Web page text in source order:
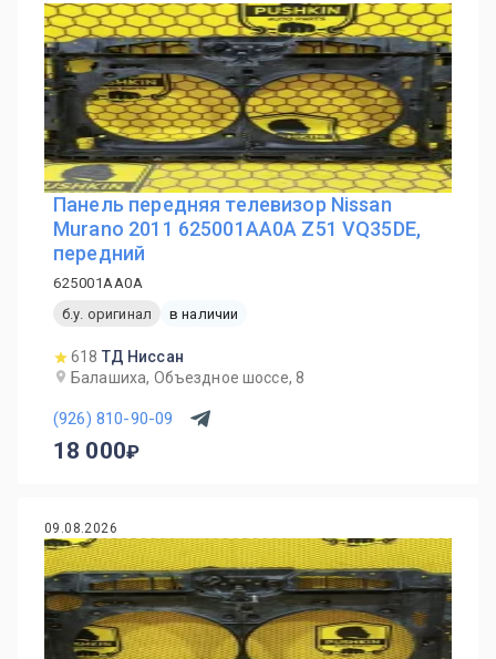
Панель передняя телевизор Nissan
Murano 2011 625001AA0A Z51 VQ35DE,
передний
625001AA0A
б.у. оригинал
в наличии
618 ТД Ниссан
Балашиха, Объездное шоссе, 8
(926) 810-90-09
18 000
09.08.2026